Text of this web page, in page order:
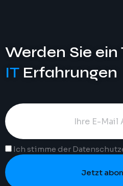
Werden Sie ein
IT Erfahrungen
Ich stimme der
Jetzt